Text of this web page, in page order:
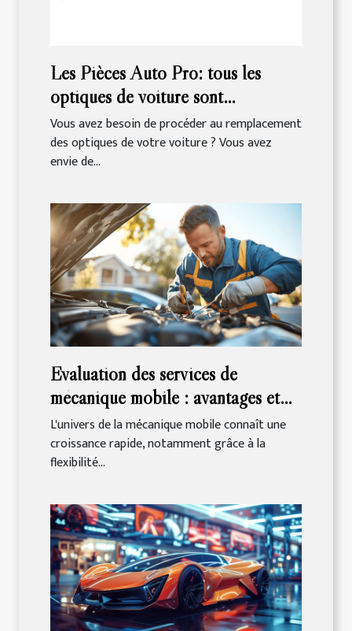
Les Pièces Auto Pro: tous les
optiques de voiture sont
disponibles en ligne !
Vous avez besoin de procéder au remplacement
des optiques de votre voiture ? Vous avez
envie de...
Évaluation des services de
mécanique mobile : avantages et
coûts
L'univers de la mécanique mobile connaît une
croissance rapide, notamment grâce à la
flexibilité...